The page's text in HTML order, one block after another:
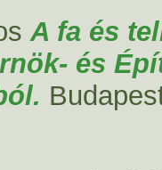
A fa és
és